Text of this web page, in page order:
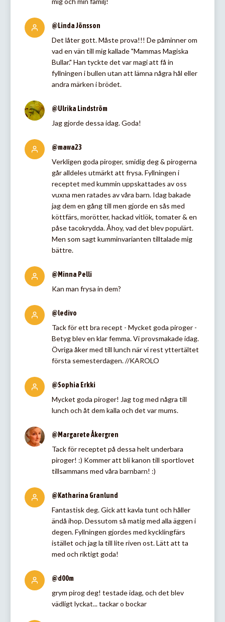
@Linda Jönsson
Det låter gott. Måste prova!!! De påminner om
vad en vän till mig kallade "Mammas Magiska
Bullar." Han tyckte det var magi att få in
fyllningen i bullen utan att lämna några hål eller
andra märken i brödet.
@Ulrika Lindström
Jag gjorde dessa idag. Goda!
@mawa23
Verkligen goda piroger, smidig deg & pirogerna
går alldeles utmärkt att frysa. Fyllningen i
receptet med kummin uppskattades av oss
vuxna men ratades av våra barn. Idag bakade
jag dem en gång till men gjorde en sås med
köttfärs, morötter, hackad vitlök, tomater & en
påse tacokrydda. Åhoy, vad det blev populärt.
Men som sagt kumminvarianten tilltalade mig
bättre.
@Minna Pelli
Kan man frysa in dem?
@ledivo
Tack för ett bra recept - Mycket goda piroger -
Betyg blev en klar femma. Vi provsmakade idag.
Övriga åker med till lunch när vi rest yttertältet
första semesterdagen. //KAROLO
@Sophia Erkki
Mycket goda piroger! Jag tog med några till
lunch och åt dem kalla och det var mums.
@Margarete Åkergren
Tack för receptet på dessa helt underbara
piroger! :) Kommer att bli kanon till sportlovet
tillsammans med våra barnbarn! :)
@Katharina Granlund
Fantastisk deg. Gick att kavla tunt och håller
ändå ihop. Dessutom så matig med alla äggen i
degen. Fyllningen gjordes med kycklingfärs
istället och jag la till lite riven ost. Lätt att ta
med och riktigt goda!
@d00m
grym pirog deg! testade idag, och det blev
vädligt lyckat... tackar o bockar